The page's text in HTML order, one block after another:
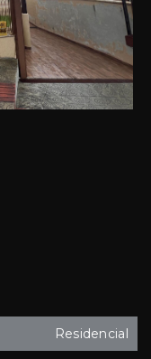
Residencial